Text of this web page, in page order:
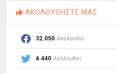
ΑΚΟΛΟΥΘΗΣΤΕ ΜΑΣ
32.050 Ακόλουθοι
4.440 Ακόλουθοι